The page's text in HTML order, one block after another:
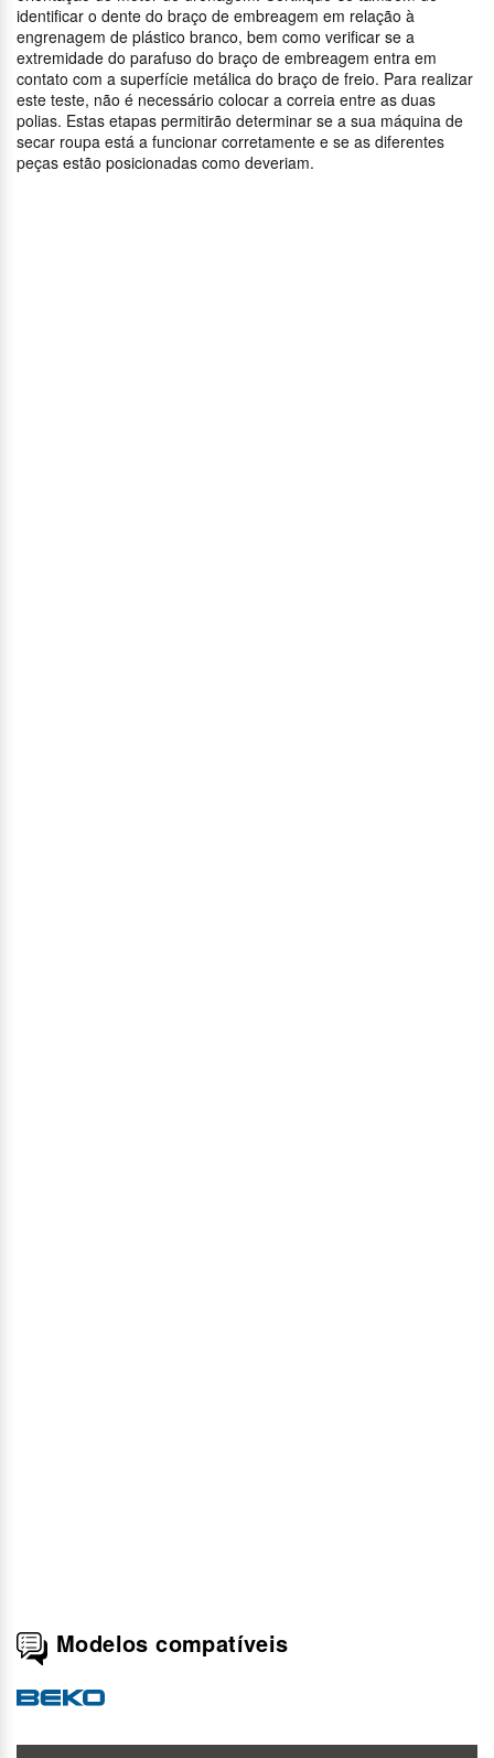
identificar o dente do braço de embreagem em relação à
engrenagem de plástico branco, bem como verificar se a
extremidade do parafuso do braço de embreagem entra em
contato com a superfície metálica do braço de freio. Para realizar
este teste, não é necessário colocar a correia entre as duas
polias. Estas etapas permitirão determinar se a sua máquina de
secar roupa está a funcionar corretamente e se as diferentes
peças estão posicionadas como deveriam.
Modelos compatíveis